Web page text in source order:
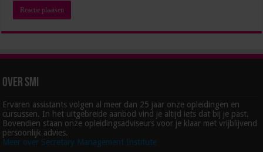
Over SMI
Ervaren assistants volgen al meer dan 25 jaar onze opleidingen en
cursussen. In het uitgebreide aanbod vind je altijd iets dat bij je past.
Bovendien staan onze opleidingsadviseurs voor je klaar met vrijblijvend
persoonlijk advies.
Meer over Secretary Management Institute